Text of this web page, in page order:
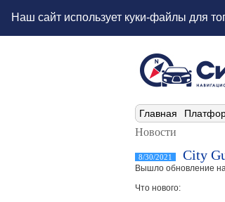
Наш сайт использует куки-файлы для
Главная
Новости
8/30/2021 City
Вышло обновление
Что нового: